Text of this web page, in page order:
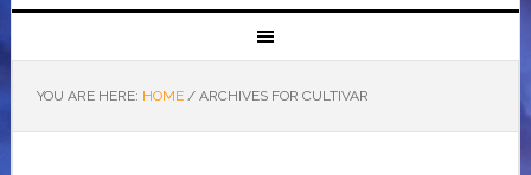
YOU ARE HERE: HOME /ARCHIVES FOR CULTIVAR